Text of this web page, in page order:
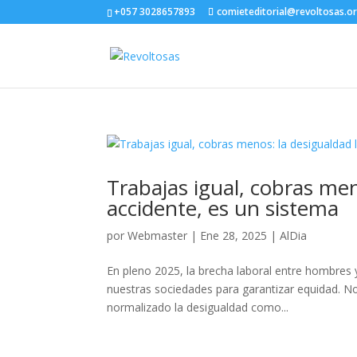
+057 3028657893
Trabajas igual, cobras
accidente, es un sistema
porWebmaster | Ene 28, 2025 |AlDia
En pleno 2025, la brecha laboral entre
nuestras sociedades para garantizar equidad.
normalizado la desigualdad como...